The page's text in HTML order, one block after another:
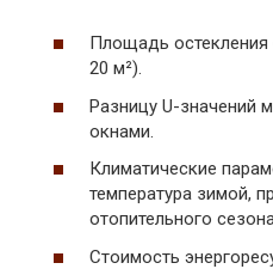
Площадь
20 м²).
Разницу U-значений
окнами.
Климатические
температура зимой,
отопительного
Стоимость